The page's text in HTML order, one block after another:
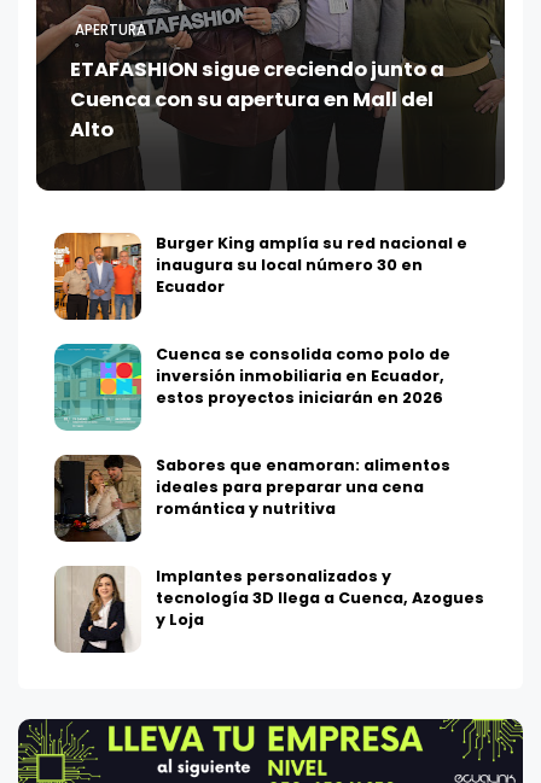
APERTURA
ETAFASHION sigue creciendo junto a
Cuenca con su apertura en Mall del
Alto
Burger King amplía su red nacional e
inaugura su local número 30 en
Ecuador
Cuenca se consolida como polo de
inversión inmobiliaria en Ecuador,
estos proyectos iniciarán en 2026
Sabores que enamoran: alimentos
ideales para preparar una cena
romántica y nutritiva
Implantes personalizados y
tecnología 3D llega a Cuenca, Azogues
y Loja